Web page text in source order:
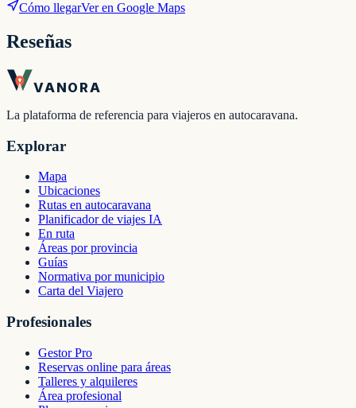
Cómo llegarVer en Google Maps
Reseñas
VANORA
La plataforma de referencia para viajeros en autocaravana.
Explorar
Mapa
Ubicaciones
Rutas en autocaravana
Planificador de viajes IA
En ruta
Áreas por provincia
Guías
Normativa por municipio
Carta del Viajero
Profesionales
Gestor Pro
Reservas online para áreas
Talleres y alquileres
Área profesional